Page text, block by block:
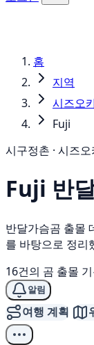
홈
지역
시즈오
Fuji
시구정촌 · 시즈오
Fuji 반
반달가슴곰 출몰
를 바탕으로 정리
16건의 곰 출몰
알림
여행 계획